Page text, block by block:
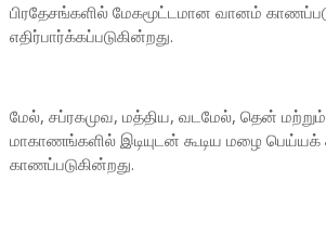
பிரதேசங்களில் மேகமூட்டமான வானம்
எதிர்பார்க்கப்படுகின்றது.
மேல், சப்ரகமுவ, மத்திய, வடமேல், தென்
மாகாணங்களில் இடியுடன் கூடிய மழை பெய்யக்
காணப்படுகின்றது.